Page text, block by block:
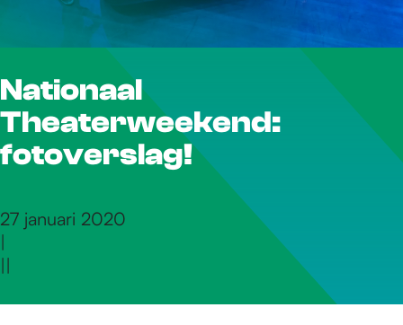
r
d
e
o
Nationaal
Theaterweekend:
fotoverslag!
27 januari 2020
|
||